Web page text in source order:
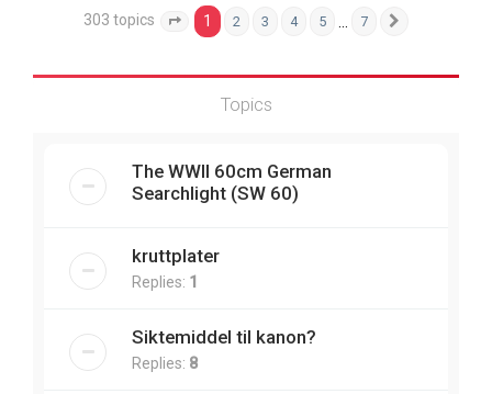
303 topics Page 1 of
1 2 3 4 5 7
Topics
The WWII 60cm German
Searchlight (SW 60)
kruttplater
Replies: 1
Siktemiddel til kanon?
Replies: 8